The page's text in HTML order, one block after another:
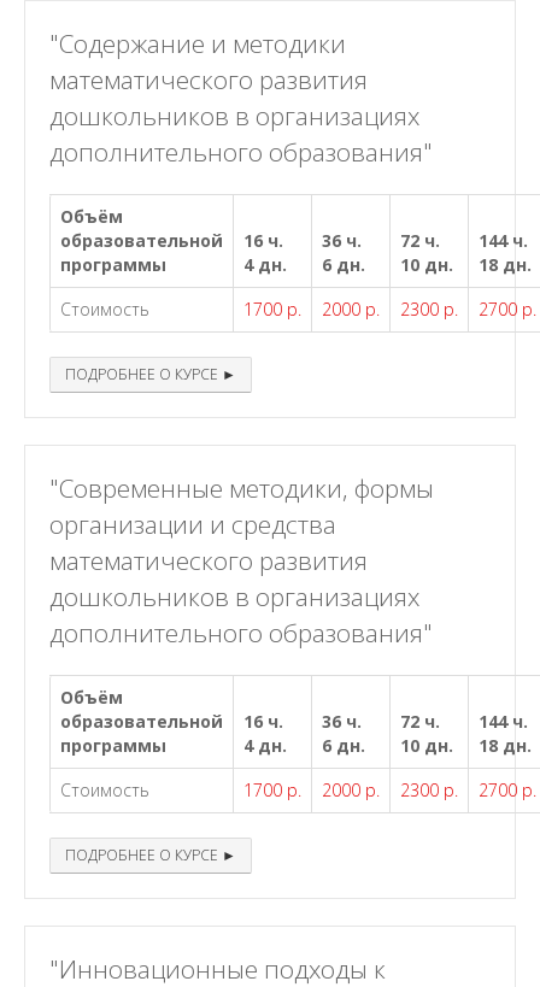
"Содержание и методики
математического развития
дошкольников в организациях
дополнительного образования"
Объём
образовательной
программы
16 ч.
4 дн.
36 ч.
6 дн.
72 ч.
10 дн.
144 ч.
18 дн.
Стоимость
1700 р. 2000 р. 2300 р. 2700 р.
ПОДРОБНЕЕ О КУРСЕ ►
"Современные методики, формы
организации и средства
математического развития
дошкольников в организациях
дополнительного образования"
Объём
образовательной
программы
16 ч.
4 дн.
36 ч.
6 дн.
72 ч.
10 дн.
144 ч.
18 дн.
Стоимость
1700 р. 2000 р. 2300 р. 2700 р.
ПОДРОБНЕЕ О КУРСЕ ►
"Инновационные подходы к